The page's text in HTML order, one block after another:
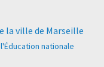
la ville de Marseille
nationale